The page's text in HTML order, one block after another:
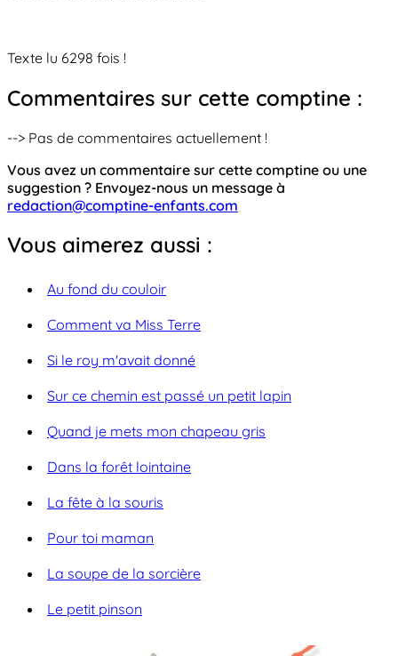
Texte lu 6298 fois !
Commentaires sur cette comptine :
--> Pas de commentaires actuellement !
Vous avez un commentaire sur cette comptine ou une
suggestion ? Envoyez-nous un message à
redaction@comptine-enfants.com
Vous aimerez aussi :
Au fond du couloir
Comment va Miss Terre
Si le roy m'avait donné
Sur ce chemin est passé un petit lapin
Quand je mets mon chapeau gris
Dans la forêt lointaine
La fête à la souris
Pour toi maman
La soupe de la sorcière
Le petit pinson